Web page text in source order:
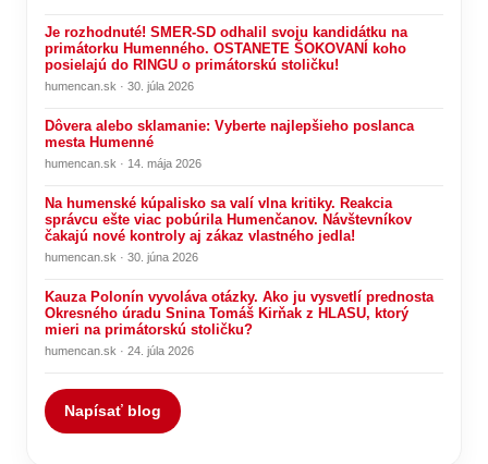
Je rozhodnuté! SMER-SD odhalil svoju kandidátku na
primátorku Humenného. OSTANETE ŠOKOVANÍ koho
posielajú do RINGU o primátorskú stoličku!
humencan.sk · 30. júla 2026
Dôvera alebo sklamanie: Vyberte najlepšieho poslanca
mesta Humenné
humencan.sk · 14. mája 2026
Na humenské kúpalisko sa valí vlna kritiky. Reakcia
správcu ešte viac pobúrila Humenčanov. Návštevníkov
čakajú nové kontroly aj zákaz vlastného jedla!
humencan.sk · 30. júna 2026
Kauza Polonín vyvoláva otázky. Ako ju vysvetlí prednosta
Okresného úradu Snina Tomáš Kirňak z HLASU, ktorý
mieri na primátorskú stoličku?
humencan.sk · 24. júla 2026
Napísať blog